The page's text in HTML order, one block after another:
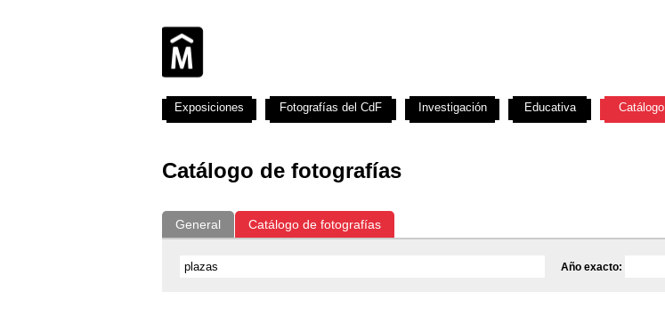
Catálogo de fotografías
General Catálogo de fotografías
Año exacto:
Exposiciones Fotografías del CdF Investigación Educativa Catálogo